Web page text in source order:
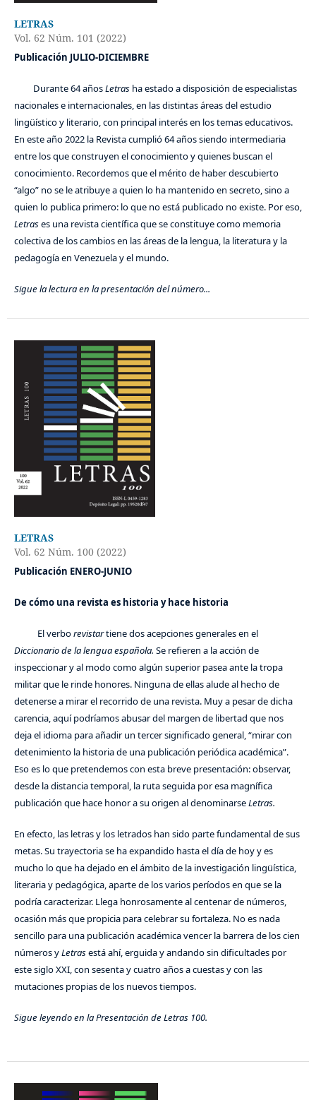
LETRAS
Vol. 62 Núm. 101 (2022)
Publicación JULIO-DICIEMBRE
Durante 64 añosLetrasha estado a disposición de especialistas
nacionales e internacionales, en las distintas áreas del estudio
lingüístico y literario, con principal interés en los temas educativos.
En este año 2022 la Revista cumplió 64 años siendo intermediaria
entre los que construyen el conocimiento y quienes buscan el
conocimiento. Recordemos que el mérito de haber descubierto
“algo” no se le atribuye a quien lo ha mantenido en secreto, sino a
quien lo publica primero: lo que no está publicado no existe. Por eso,
Letrases una revista científica que se constituye como memoria
colectiva de los cambios en las áreas de la lengua, la literatura y la
pedagogía en Venezuela y el mundo.
Sigue la lectura en la presentación del número...
LETRAS
Vol. 62 Núm. 100 (2022)
Publicación ENERO-JUNIO
De cómo una revista es historia y hace historia
El verborevistartiene dos acepciones generales en el
Diccionario de la lengua española. Se refieren a la acción de
inspeccionar y al modo como algún superior pasea ante la tropa
militar que le rinde honores. Ninguna de ellas alude al hecho de
detenerse a mirar el recorrido de una revista. Muy a pesar de dicha
carencia, aquí podríamos abusar del margen de libertad que nos
deja el idioma para añadir un tercer significado general, “mirar con
detenimiento la historia de una publicación periódica académica”.
Eso es lo que pretendemos con esta breve presentación: observar,
desde la distancia temporal, la ruta seguida por esa magnífica
publicación que hace honor a su origen al denominarseLetras.
En efecto, las letras y los letrados han sido parte fundamental de sus
metas. Su trayectoria se ha expandido hasta el día de hoy y es
mucho lo que ha dejado en el ámbito de la investigación lingüística,
literaria y pedagógica, aparte de los varios períodos en que se la
podría caracterizar. Llega honrosamente al centenar de números,
ocasión más que propicia para celebrar su fortaleza. No es nada
sencillo para una publicación académica vencer la barrera de los cien
números yLetrasestá ahí, erguida y andando sin dificultades por
este siglo XXI, con sesenta y cuatro años a cuestas y con las
mutaciones propias de los nuevos tiempos.
Sigue leyendo en la Presentación de Letras 100.